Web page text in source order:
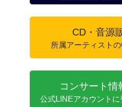
CD・音源
所属アーティスト
コンサート情
公式LINEアカウントに